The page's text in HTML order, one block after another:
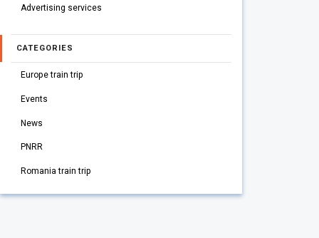
Advertising services
CATEGORIES
Europe train trip
Events
News
PNRR
Romania train trip